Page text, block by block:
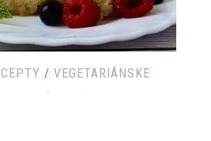
/SNACK/VEGETARIÁNSKE